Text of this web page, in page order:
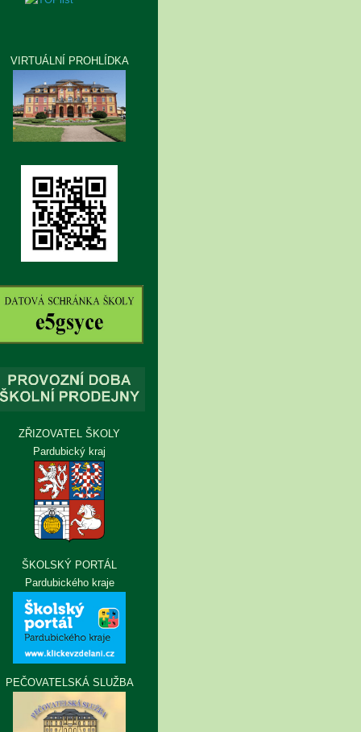
VIRTUÁLNÍ PROHLÍDKA
ZŘIZOVATEL ŠKOLY
Pardubický kraj
ŠKOLSKÝ PORTÁL
Pardubického kraje
PEČOVATELSKÁ SLUŽBA